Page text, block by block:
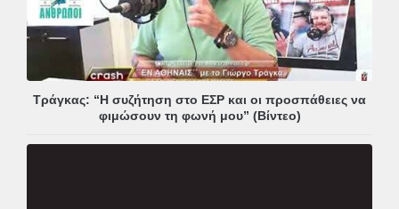
Τράγκας: “Η συζήτηση στο ΕΣΡ και οι προσπάθειες να
φιμώσουν τη φωνή μου” (Βίντεο)